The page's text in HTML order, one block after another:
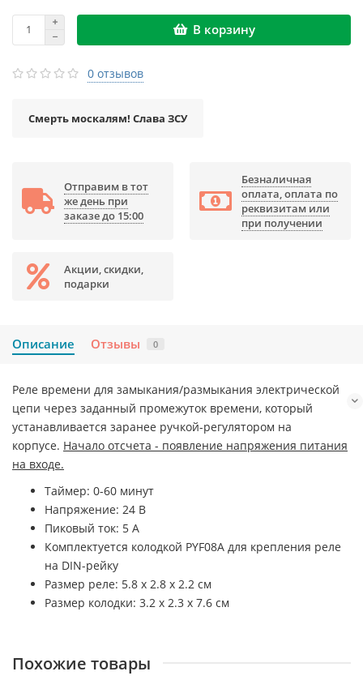
В корзину
0 отзывов
Смерть москалям! Слава ЗСУ
Отправим в тот
же день при
заказе до 15:00
Безналичная
оплата, оплата по
реквизитам или
при получении
Акции, скидки,
подарки
Описание Отзывы 0
Реле времени для замыкания/размыкания электрической
цепи через заданный промежуток времени, который
устанавливается заранее ручкой-регулятором на
корпусе. Начало отсчета - появление напряжения питания
на входе.
Таймер: 0-60 минут
Напряжение: 24 В
Пиковый ток: 5 А
Комплектуется колодкой PYF08A для крепления реле
на DIN-рейку
Размер реле: 5.8 x 2.8 x 2.2 см
Размер колодки: 3.2 х 2.3 х 7.6 см
Похожие товары